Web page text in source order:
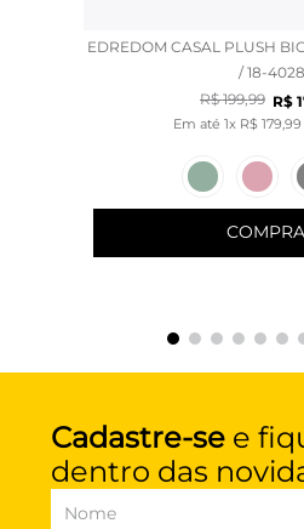
EDREDOM CASAL PLUSH
/ 18-4028
R$ 199,99 R$
Em até 1x R$ 179 99
Cadastre-se e
dentro das